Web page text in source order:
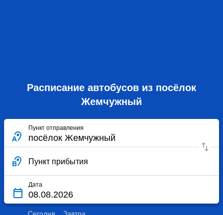
Расписание автобусов из посёлок
Жемчужный
Пункт отправления
Пункт прибытия
Дата